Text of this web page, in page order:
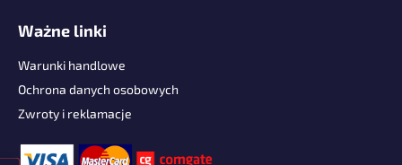
Ważne linki
Warunki handlowe
Ochrona danych osobowych
Zwroty i reklamacje